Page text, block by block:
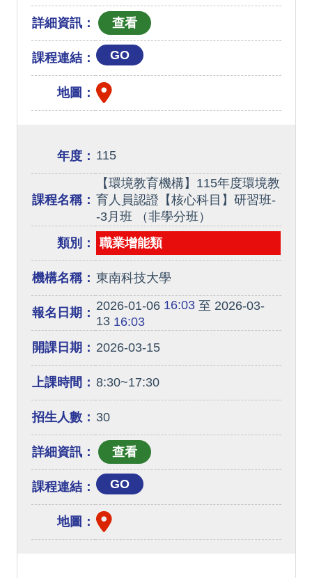
詳細資訊：
課程連結： GO
地圖：
年度： 115
課程名稱：
【環境教育機構】115年度環境教
育人員認證【核心科目】研習班-
-3月班 （非學分班）
類別：
職業增能類
機構名稱： 東南科技大學
報名日期： 2026-01-0616:03至 2026-03-
1316:03
開課日期： 2026-03-15
上課時間： 8:30~17:30
招生人數： 30
詳細資訊：
課程連結： GO
地圖：